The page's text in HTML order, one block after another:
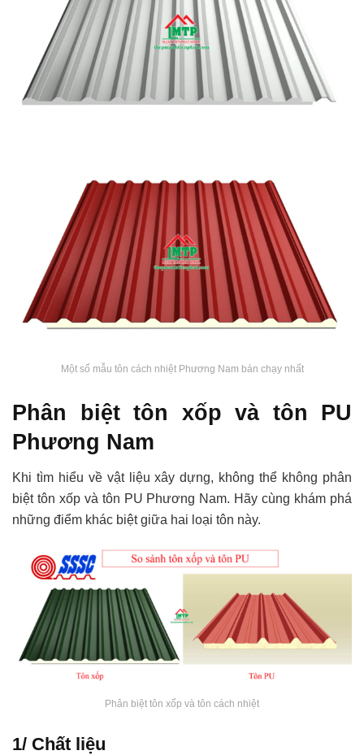
Một số mẫu tôn cách nhiệt Phương Nam bán chạy nhất
Phân biệt tôn xốp và tôn PU
Phương Nam
Khi tìm hiểu về vật liệu xây dựng, không thể không phân
biệt tôn xốp và tôn PU Phương Nam. Hãy cùng khám phá
những điểm khác biệt giữa hai loại tôn này.
Phân biệt tôn xốp và tôn cách nhiệt
1/ Chất liệu